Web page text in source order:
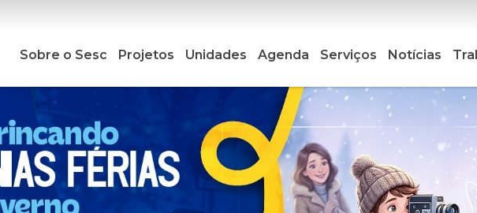
Sobre o Sesc Projetos Unidades Agenda Serviços Notícias